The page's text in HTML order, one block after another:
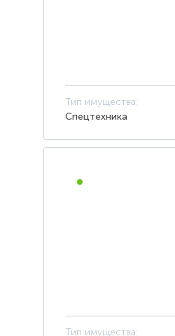
Тип имущества:
Спецтехника
Тип имущества: